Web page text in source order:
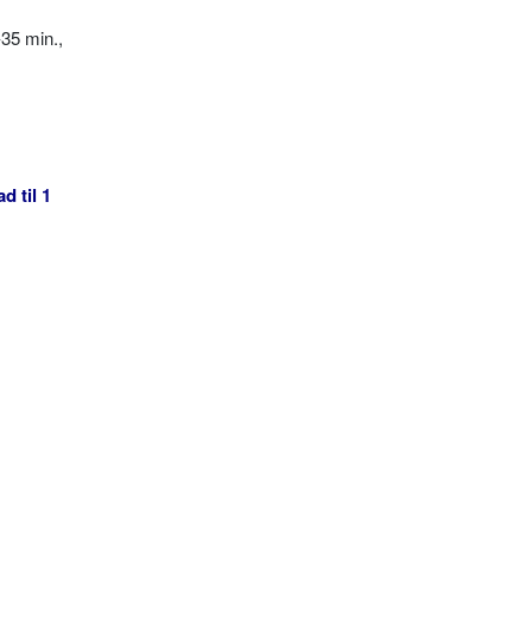
min.,
til 1